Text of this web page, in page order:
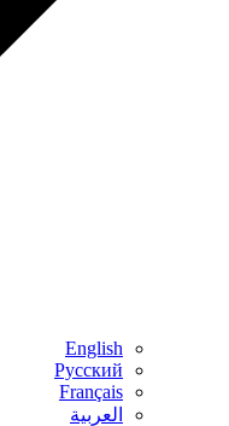
English
Русский
Français
العربية